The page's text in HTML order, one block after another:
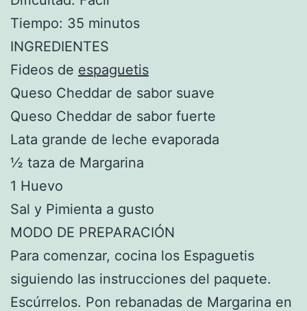
Tiempo: 35 minutos
INGREDIENTES
Fideos de espaguetis
Queso Cheddar de sabor suave
Queso Cheddar de sabor fuerte
Lata grande de leche evaporada
½ taza de Margarina
1 Huevo
Sal y Pimienta a gusto
MODO DE PREPARACIÓN
Para comenzar, cocina los Espaguetis
siguiendo las instrucciones del paquete.
Escúrrelos. Pon rebanadas de Margarina en